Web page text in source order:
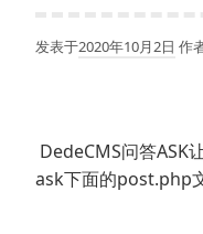
发表于2020年10月2日 作
DedeCMS问答ASK
ask下面的post.php